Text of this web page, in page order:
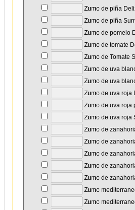
Zumo de piña
Zumo de piña
Zumo de pomelo
Zumo de tomate
Zumo de Tomate
Zumo de uva
Zumo de uva
Zumo de uva roja
Zumo de uva roja
Zumo de uva roja
Zumo de
Zumo de
Zumo de
Zumo de
Zumo de
Zumo
Zumo